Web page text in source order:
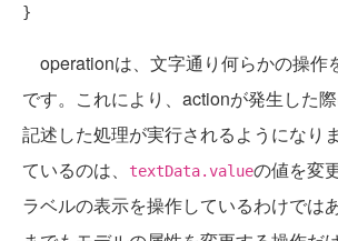
operationは、文字通り何らかの操作
です。これにより、actionが発生した
記述した処理が実行されるようになり
ているのは、
textData.valueの値を変
ラベルの表示を操作しているわけでは